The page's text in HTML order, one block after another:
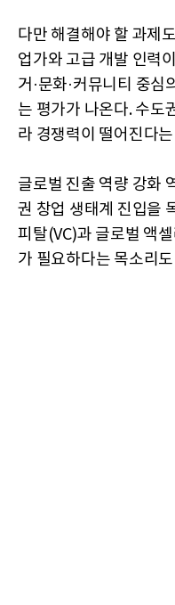
다만 해결해야 할 과제
업가와 고급 개발 인력
거·문화·커뮤니티 중심
는 평가가 나온다. 수도
라 경쟁력이 떨어진다
글로벌 진출 역량 강화
권 창업 생태계 진입을
피탈(VC)과 글로벌 액
가 필요하다는 목소리